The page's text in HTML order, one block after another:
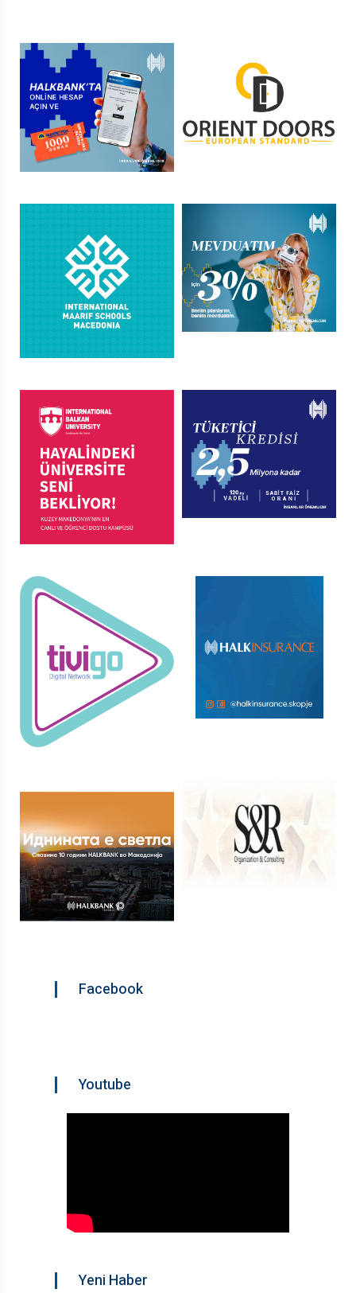
Facebook
Youtube
Yeni Haber